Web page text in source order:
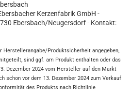
Kerzenfabrik GmbH -
Ebersbach/Neugersdorf - Kontakt:
Herstellerangabe/Produktsicherheit angegeben,
sind ggf. am Produkt enthalten oder das
Dezember 2024 vom Hersteller auf den Markt
schon vor dem 13. Dezember 2024 zum Verkauf
des Produkts nach Richtlinie